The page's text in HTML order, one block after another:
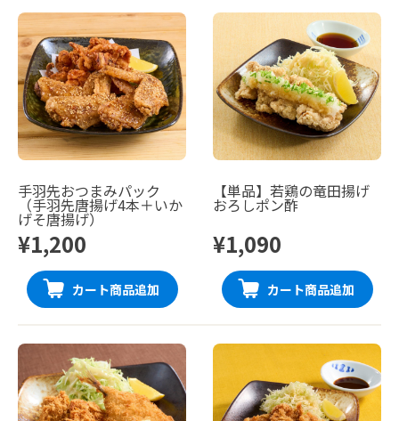
手羽先おつまみパック
（手羽先唐揚げ4本＋いか
げそ唐揚げ）
¥1,200
カート商品追加
【単品】若鶏の竜田揚げ
おろしポン酢
¥1,090
カート商品追加